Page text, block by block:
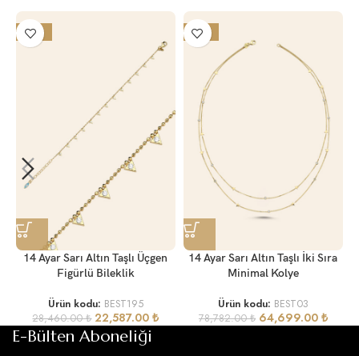
-21%
14 Ayar Sarı Altın Taşlı Üçgen
Figürlü Bileklik
Ürün kodu: BEST195
28,460.00₺ 22,587.00₺
-18%
14 Ayar Sarı Altın Taşlı İki Sıra
Minimal Kolye
Ürün kodu: BEST03
78,782.00₺ 64,699.00 ₺
E-Bülten Aboneliği